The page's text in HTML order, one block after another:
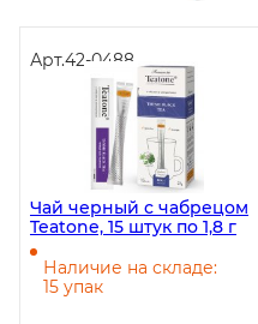
Арт.42-0488
Чай черный с чабрецом
Teatone, 15 штук по 1,8 г
Наличие на складе:
15 упак